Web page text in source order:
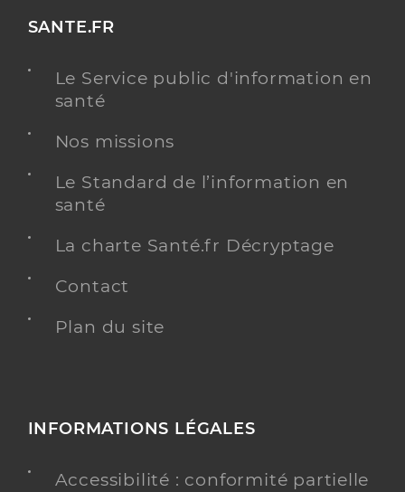
SANTE.FR
Le Service public d'information en
santé
Nos missions
Le Standard de l’information en
santé
La charte Santé.fr Décryptage
Contact
Plan du site
INFORMATIONS LÉGALES
Accessibilité : conformité partielle